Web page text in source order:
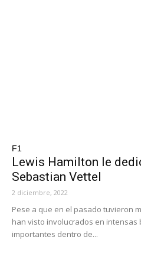
F1
Lewis Hamilton le
Sebastian Vettel
2 diciembre, 2022
Pese a que en el pasado tuvieron
han visto involucrados en intensas
importantes dentro de...